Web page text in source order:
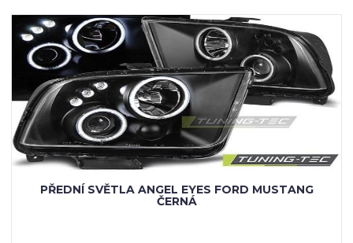
PŘEDNÍ SVĚTLA ANGEL EYES FORD MUSTANG
ČERNÁ